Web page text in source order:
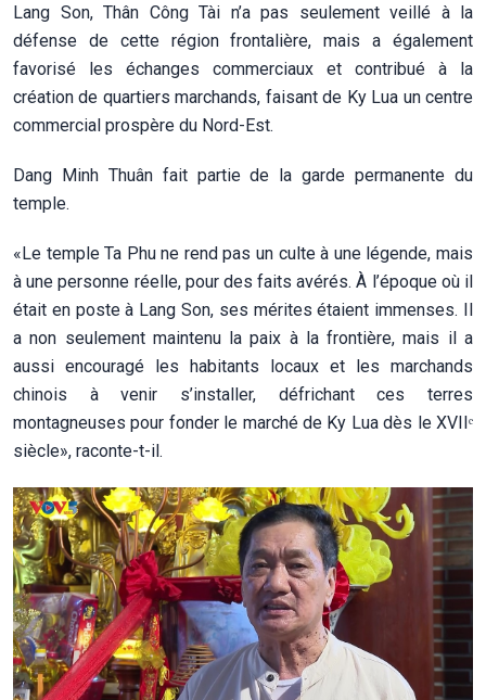
Lang Son, Thân Công Tài n’a pas seulement veillé à la
défense de cette région frontalière, mais a également
favorisé les échanges commerciaux et contribué à la
création de quartiers marchands, faisant de Ky Lua un centre
commercial prospère du Nord-Est.
Dang Minh Thuân fait partie de la garde permanente du
temple.
«Le temple Ta Phu ne rend pas un culte à une légende, mais
à une personne réelle, pour des faits avérés. À l’époque où il
était en poste à Lang Son, ses mérites étaient immenses. Il
a non seulement maintenu la paix à la frontière, mais il a
aussi encouragé les habitants locaux et les marchands
chinois à venir s’installer, défrichant ces terres
montagneuses pour fonder le marché de Ky Lua dès le XVIIᵉ
siècle», raconte-t-il.